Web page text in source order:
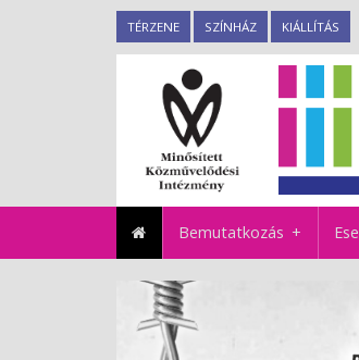
TÉRZENE SZÍNHÁZ KIÁLLÍTÁS
Bemutatkozás